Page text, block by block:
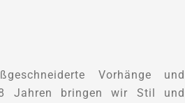
Vorhänge und
Jahren bringen wir Stil und